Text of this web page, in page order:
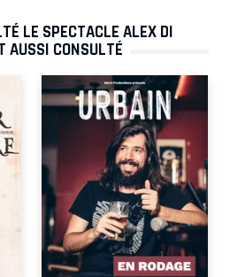
LE SPECTACLE ALEX DI
AUSSI CONSULTÉ